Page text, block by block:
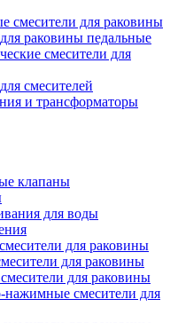
смесители для раковины
раковины педальные
смесители для
смесителей
и трансформаторы
клапаны
для воды
для раковины
для раковины
для раковины
смесители для